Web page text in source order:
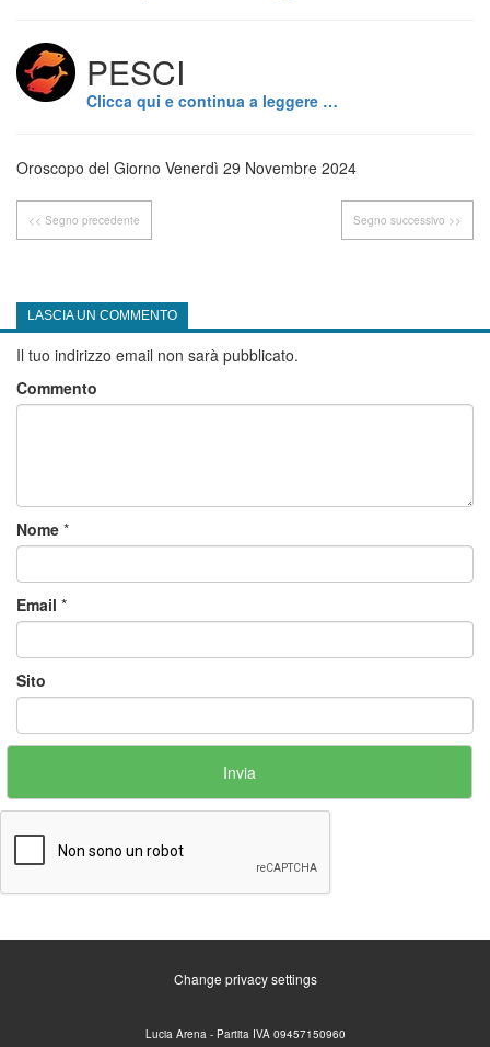
PESCI
Clicca qui e continua a leggere …
Oroscopo del Giorno Venerdì 29 Novembre 2024
<< Segno precedente Segno successivo >>
LASCIA UN COMMENTO
Il tuo indirizzo email non sarà pubblicato.
Commento
Nome *
Email *
Sito
Change privacy settings
Lucia Arena - Partita IVA 09457150960